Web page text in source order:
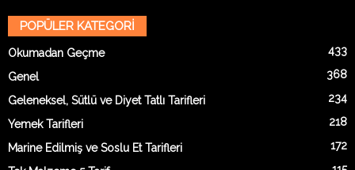
POPÜLER KATEGORİ
Okumadan Geçme 433
Genel 368
Geleneksel, Sütlü ve Diyet Tatlı Tarifleri 234
Yemek Tarifleri 218
Marine Edilmiş ve Soslu Et Tarifleri 172